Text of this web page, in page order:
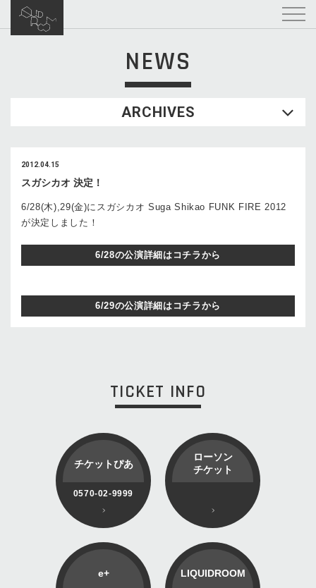
NEWS
ARCHIVES
2012.04.15
スガシカオ 決定！
6/28(木),29(金)にスガシカオ Suga Shikao FUNK FIRE 2012
が決定しました！
6/28の公演詳細はコチラから
6/29の公演詳細はコチラから
TICKET INFO
チケットぴあ
0570-02-9999
ローソン
チケット
e+ LIQUIDROOM